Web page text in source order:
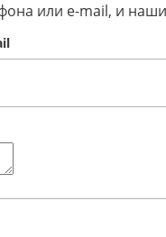
или e-mail, и